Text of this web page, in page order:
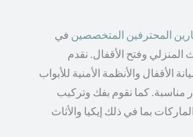
المحترفين المتخصصين في
المنزلي وفتح الأقفال. نقدم
الأقفال والأنظمة الأمنية للأبواب
مناسبة. كما نقوم بفك وتركيب
بما في ذلك إيكيا والأثاث